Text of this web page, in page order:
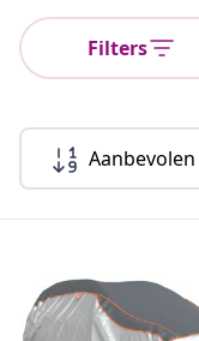
Filters
Aanbevolen